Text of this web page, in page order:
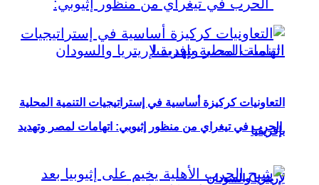
الحرب في تيغراي من منظور إثيوبي: اتهامات لمصر وتهديد
لإريتريا والسودان
التعاونيات كركيزة أساسية في إستراتيجيات التنمية المحلية
بإفريقيا